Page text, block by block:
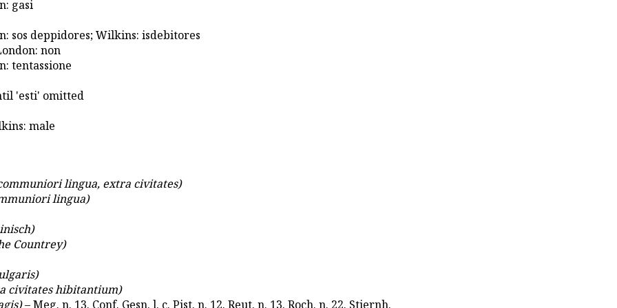
gasi
sos deppidores; Wilkins: isdebitores
non
tentassione
'esti' omitted
male
lingua, extra civitates)
lingua)
Countrey)
civitates hibitantium)
– Meg. n. 13. Conf. Gesn. l. c. Pist. n. 12. Reut. n. 13. Roch. n. 22. Stiernh.